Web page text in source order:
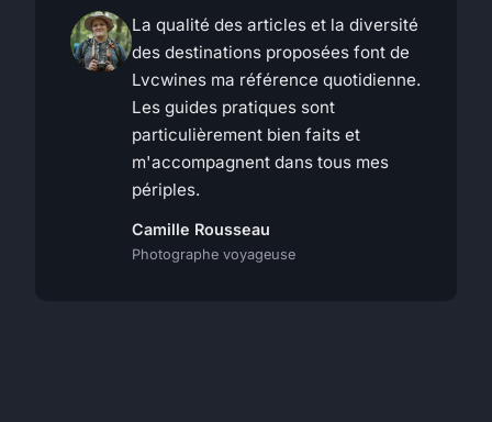
La qualité des articles et la diversité
des destinations proposées font de
Lvcwines ma référence quotidienne.
Les guides pratiques sont
particulièrement bien faits et
m'accompagnent dans tous mes
périples.
Camille Rousseau
Photographe voyageuse